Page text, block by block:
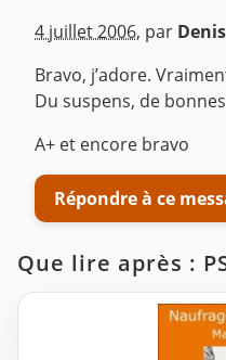
4 juillet 2006, par
Bravo, j’adore.
Du suspens, de
A+ et encore bravo
Répondre à ce
Que lire après :